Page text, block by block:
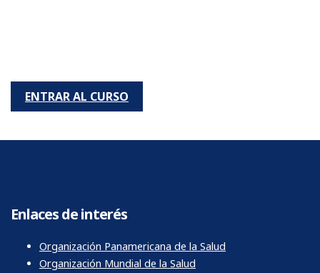
ENTRAR AL CURSO
Enlaces de interés
Organización Panamericana de la Salud
Organización Mundial de la Salud